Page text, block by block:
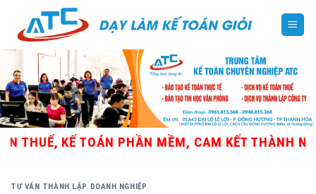
content
KẾ TOÁN PHẦN MỀM, CAM KẾT THÀNH NGHỀ
TƯ VẤN THÀNH LẬP DOANH NGHIỆP